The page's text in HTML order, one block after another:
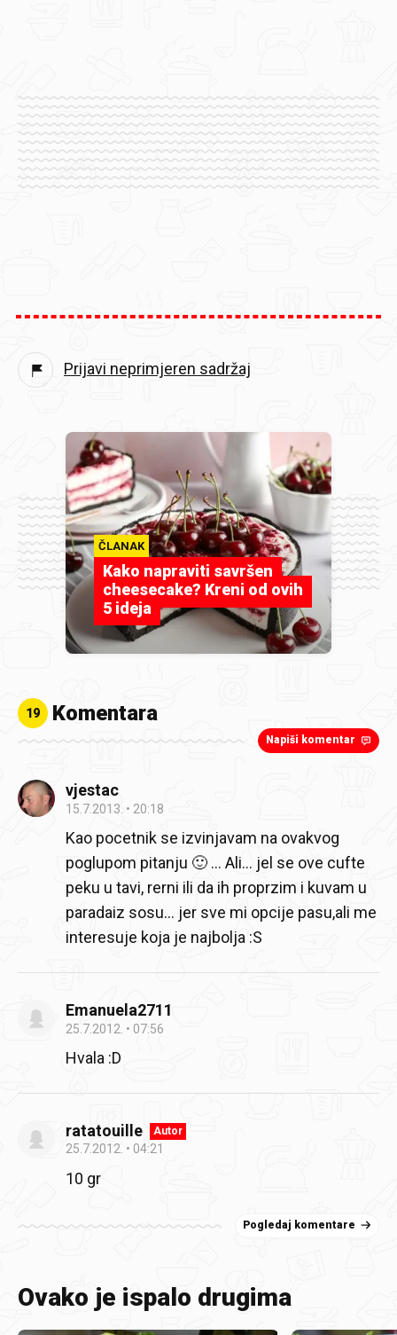
Prijavi neprimjeren sadržaj
ČLANAK
Kako napraviti savršen
cheesecake? Kreni od ovih
5 ideja
19 Komentara
Napiši komentar
vjestac
15.7.2013. 20:18
Kao pocetnik se izvinjavam na ovakvog
poglupom pitanju 🙂 ... Ali... jel se ove cufte
peku u tavi, rerni ili da ih proprzim i kuvam u
paradaiz sosu... jer sve mi opcije pasu,ali me
interesuje koja je najbolja :S
Emanuela2711
25.7.2012. 07:56
Hvala :D
ratatouille Autor
25.7.2012. 04:21
10 gr
Pogledaj komentare
Ovako je ispalo drugima